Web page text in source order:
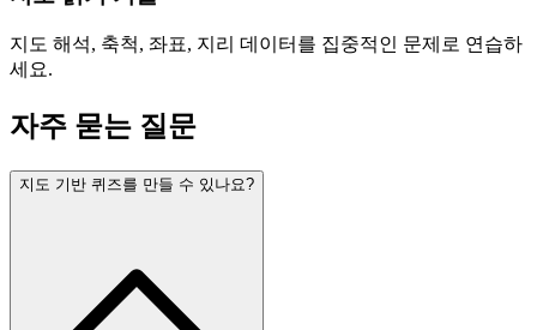
지도 해석, 축척, 좌표, 지리 데이터를 집중적인 문제로 연습하
세요.
자주 묻는 질문
지도 기반 퀴즈를 만들 수 있나요?